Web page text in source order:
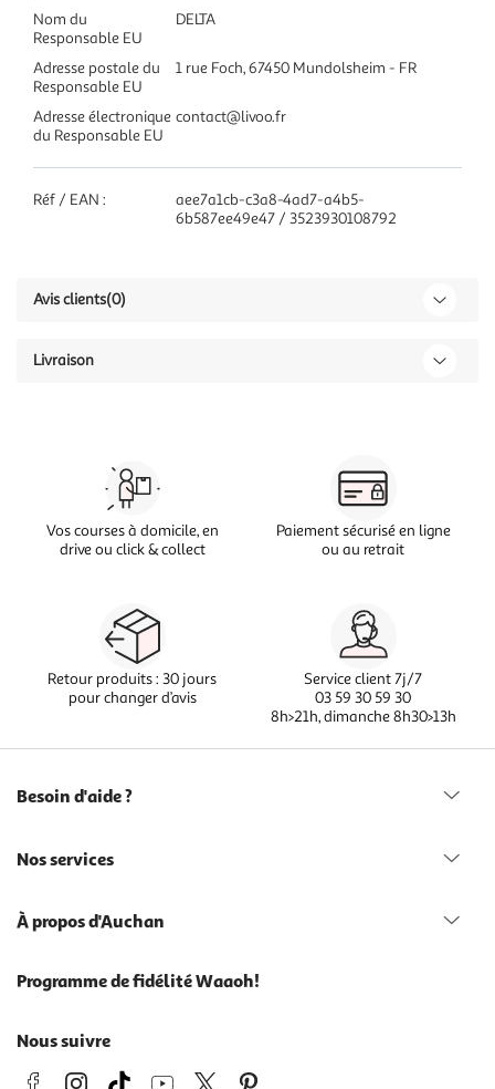
Nom du
Responsable EU
DELTA
Adresse postale du
Responsable EU
1 rue Foch, 67450 Mundolsheim - FR
Adresse électronique
du Responsable EU
contact@livoo.fr
Réf / EAN :
aee7a1cb-c3a8-4ad7-a4b5-
6b587ee49e47 / 3523930108792
Avis clients(0)
Livraison
Vos courses à domicile, en
drive ou click & collect
Paiement sécurisé en ligne
ou au retrait
Retour produits : 30 jours
pour changer d’avis
Service client 7j/7
03 59 30 59 30
8h>21h, dimanche 8h30>13h
Besoin d'aide ?
Nos services
À propos d'Auchan
Programme de fidélité Waaoh!
Nous suivre